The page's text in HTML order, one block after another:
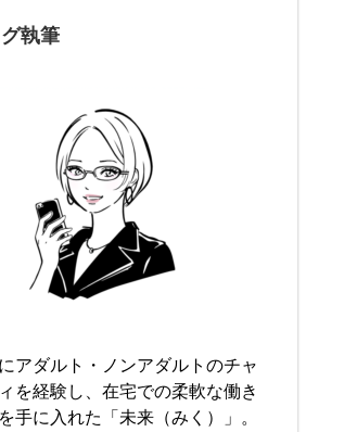
執筆
アダルト・ノンアダルトのチャ
を経験し、在宅での柔軟な働き
手に入れた「未来（みく）」。